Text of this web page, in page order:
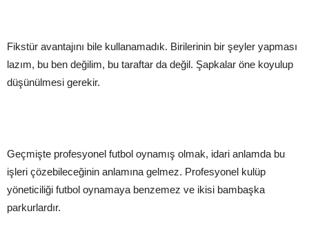
Fikstür avantajını bile kullanamadık. Birilerinin bir şeyler yapması
lazım, bu ben değilim, bu taraftar da değil. Şapkalar öne koyulup
düşünülmesi gerekir.
Geçmişte profesyonel futbol oynamış olmak, idari anlamda bu
işleri çözebileceğinin anlamına gelmez. Profesyonel kulüp
yöneticiliği futbol oynamaya benzemez ve ikisi bambaşka
parkurlardır.